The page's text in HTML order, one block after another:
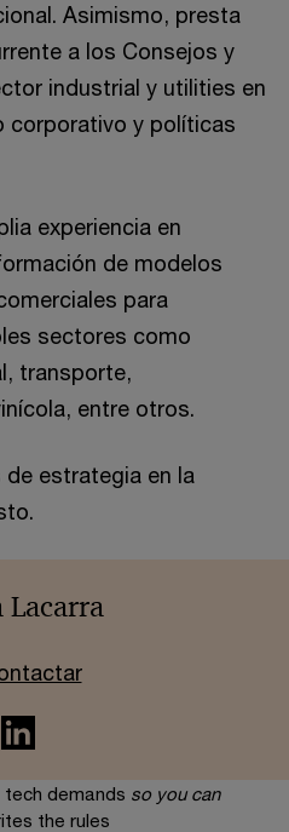
Asimismo, presta
a los Consejos y
industrial y utilities en
corporativo y políticas
experiencia en
de modelos
para
sectores como
transporte,
entre otros.
estrategia en la
Lacarra
tech demands so you can
the rules